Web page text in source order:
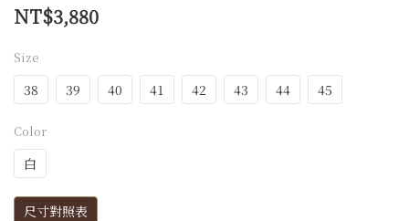
NT$3,880
Size
38 39 40 41 42 43 44 45
Color
白
尺寸對照表